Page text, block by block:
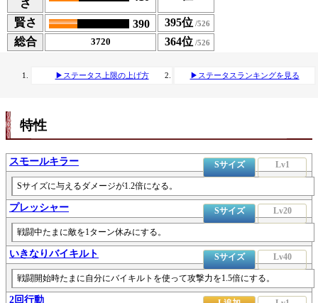
さ
賢さ 390
395位
総合
3720 364位
▶ステータス上限の上げ方 ▶ステータスランキングを見る
特性
スモールキラー Sサイズ Lv1
Sサイズに与えるダメージが1.2倍になる。
プレッシャー Sサイズ Lv20
戦闘中たまに敵を1ターン休みにする。
いきなりバイキルト Sサイズ Lv40
戦闘開始時たまに自分にバイキルトを使って攻撃力を1.5倍にする。
2回行動